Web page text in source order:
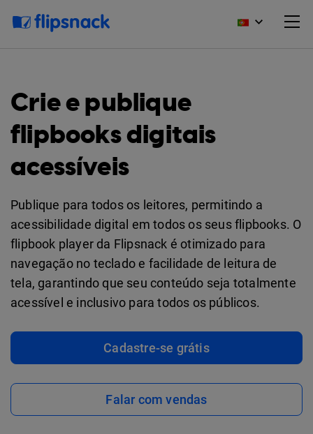
Crie e publique
flipbooks digitais
acessíveis
Publique para todos os leitores, permitindo a
acessibilidade digital em todos os seus flipbooks. O
flipbook player da Flipsnack é otimizado para
navegação no teclado e facilidade de leitura de
tela, garantindo que seu conteúdo seja totalmente
acessível e inclusivo para todos os públicos.
Cadastre-se grátis
Falar com vendas